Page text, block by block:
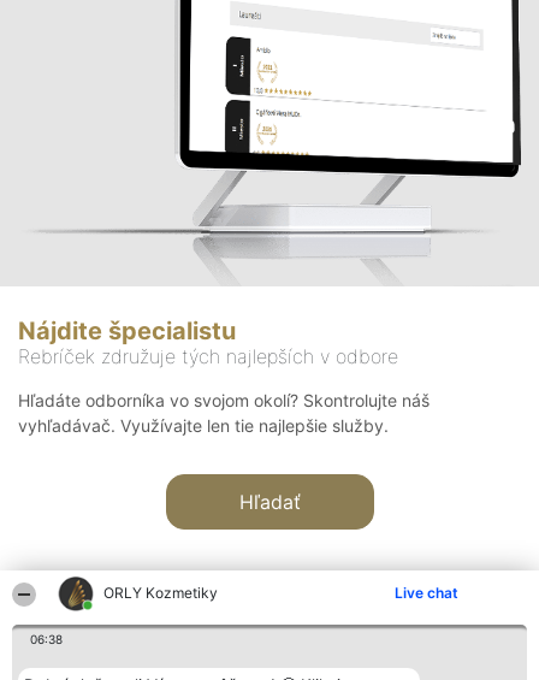
ORLY Kozmetiky Live chat
06:38
Nájdite špecialistu
Rebríček združuje tých najlepších v odbore
Hľadáte odborníka vo svojom okolí? Skontrolujte náš
vyhľadávač. Využívajte len tie najlepšie služby.
Hľadať